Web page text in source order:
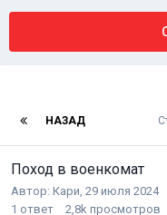
НАЗАД
Поход в военкомат
Автор: Кари 29 июля 2024
1 ответ 2,8k просмотров